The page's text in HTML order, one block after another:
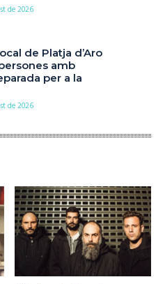
de 2026
de Platja d’Aro
amb
per a la
de 2026